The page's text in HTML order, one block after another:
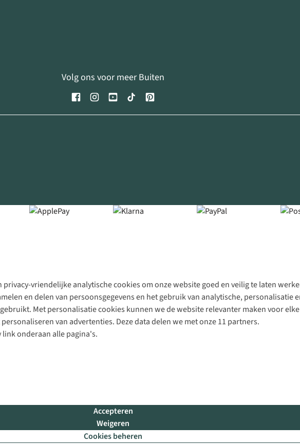
vriendelijke analytische cookies om onze website goed en veilig te laten
en delen van persoonsgegevens en het gebruik van analytische, personalisatie
Met personalisatie cookies kunnen we de website relevanter maken voor
van advertenties. Deze data delen we met onze 11 partners.
onderaan alle pagina's.
Accepteren
Weigeren
Cookies beheren
Volg ons voor meer Buiten